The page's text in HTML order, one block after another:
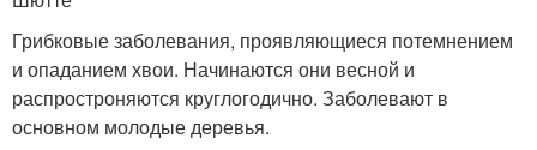
Грибковые заболевания, проявляющиеся потемнением
и опаданием хвои. Начинаются они весной и
распростроняются круглогодично. Заболевают в
основном молодые деревья.